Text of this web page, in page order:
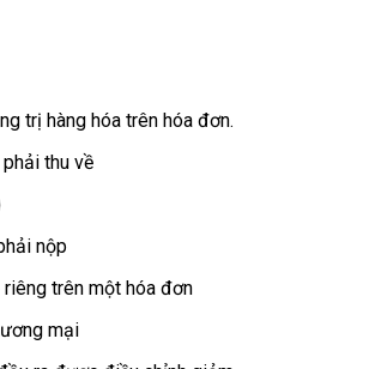
trị hàng hóa trên hóa đơn.
thu về
nộp
trên một hóa đơn
mại